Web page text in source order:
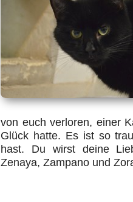
von euch verloren, einer
Glück hatte. Es ist so
hast. Du wirst deine
Zenaya, Zampano und